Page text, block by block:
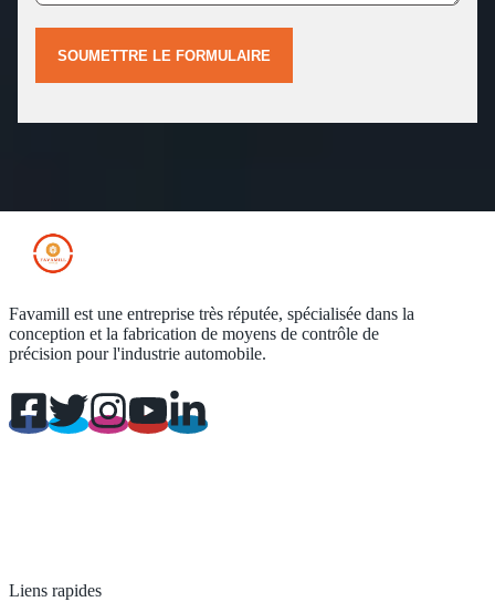
SOUMETTRE LE FORMULAIRE
Favamill est une entreprise très réputée, spécialisée dans la
conception et la fabrication de moyens de contrôle de
précision pour l'industrie automobile.
Liens rapides